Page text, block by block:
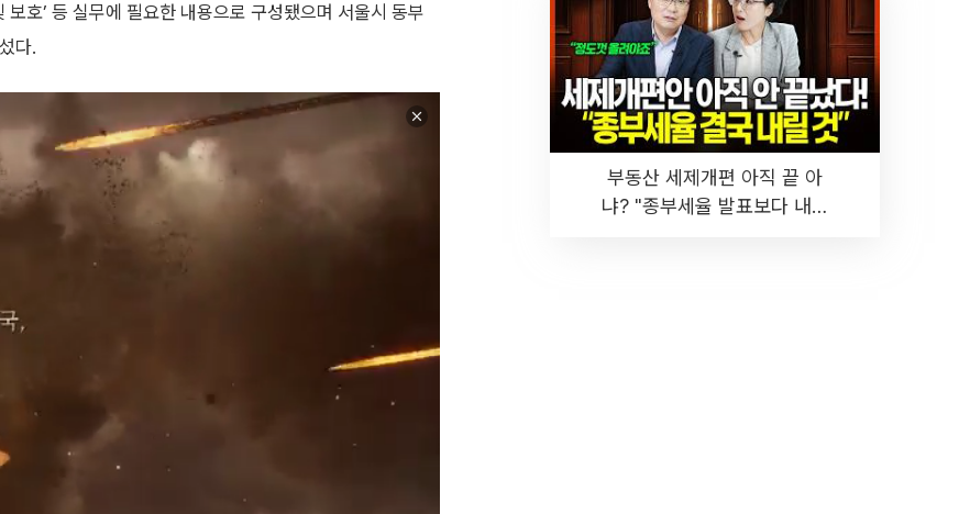
보호’ 등 실무에 필요한 내용으로 구성됐으며 서울시 동부
다.
부동산 세제개편 아직 끝 아
냐? "종부세율 발표보다 내릴